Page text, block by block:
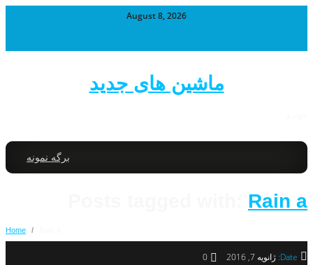
August 8, 2026
ماشین های جدید
برگه نمونه
Rain a
Home /
Date: ژانویه 7, 2016 0